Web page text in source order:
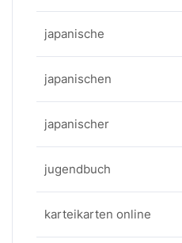
japanische
japanischen
japanischer
jugendbuch
karteikarten online